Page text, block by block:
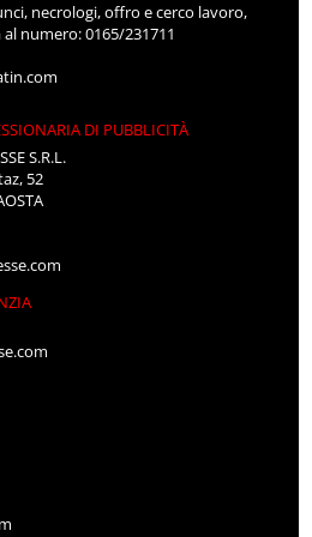
necrologi, offro e cerco lavoro,
numero: 0165/231711
DI PUBBLICITÀ
S.R.L.
52